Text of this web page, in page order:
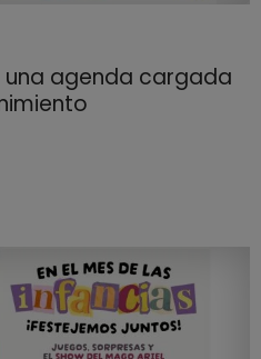
agenda cargada